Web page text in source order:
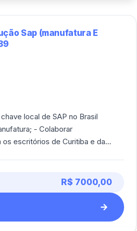
Sap (manufatura E
local de SAP no Brasil
- Colaborar
escritórios de Curitiba e da
R$ 7000,00